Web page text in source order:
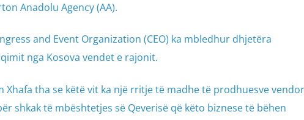
Anadolu Agency (AA).
and Event Organization (CEO) ka mbledhur dhjetëra
nga Kosova vendet e rajonit.
Xhafa tha se këtë vit ka një rritje të madhe të prodhuesve
shkak të mbështetjes së Qeverisë që këto biznese të bëhen